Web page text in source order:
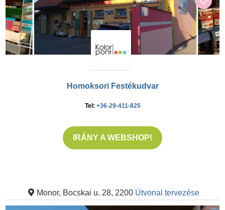
Homoksori Festékudvar
Tel: +36-29-411-825
IRÁNY A WEBSHOP!
Monor, Bocskai u. 28, 2200 Útvonal tervezése